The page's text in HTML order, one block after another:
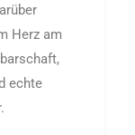
Herz am
echte